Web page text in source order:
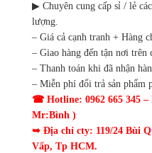
▶ Chuyên cung cấp sỉ / lẻ
lượng.
– Giá cả cạnh tranh + Hàng
– Giao hàng đến tận nơi trên
– Thanh toán khi đã nhận
– Miễn phí đổi trả sản phẩm
☎ Hotline: 0962 665 345 –
Mr:Bình )
➥ Địa chỉ cty: 119/24 Bùi
Vấp, Tp HCM.